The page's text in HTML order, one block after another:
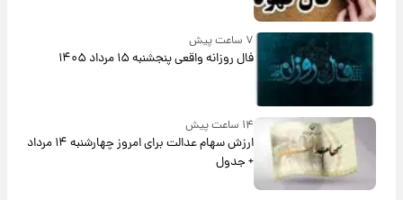
۷ ساعت پیش
فال روزانه واقعی پنجشنبه ۱۵ مرداد ۱۴۰۵
۱۴ ساعت پیش
ارزش سهام عدالت برای امروز چهارشنبه ۱۴ مرداد
+ جدول